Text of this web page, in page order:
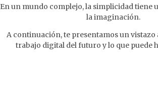
En un mundo complejo, la simplicidad tiene
la imaginación.
A continuación, te presentamos un vistazo
trabajo digital del futuro y lo que puede